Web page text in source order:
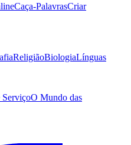
Caça-PalavrasCriar
ReligiãoBiologiaLínguas
ServiçoO Mundo das